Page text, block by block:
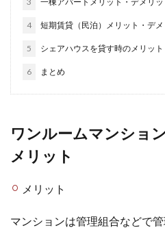
4 短期賃貸（民泊）メリット・デメ
5 シェアハウスを貸す時のメリット
6 まとめ
ワンルームマンショ
メリット
メリット
マンションは管理組合などで